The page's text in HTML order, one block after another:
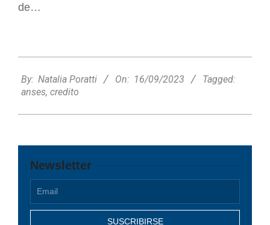
de…
09-
16
By: Natalia Poratti On: 16/09/2023
Tagged:
anses, credito
Newsletter